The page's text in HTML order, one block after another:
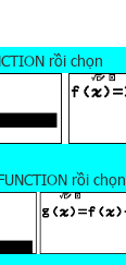
rồi chọn
rồi chọn